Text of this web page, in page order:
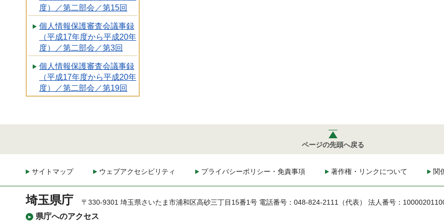
度）／第二部会／第15回
個人情報保護審査会議事録
（平成17年度から平成20年
度）／第二部会／第3回
個人情報保護審査会議事録
（平成17年度から平成20年
度）／第二部会／第19回
ページの先頭へ戻る
サイトマップ ウェブアクセシビリティ プライバシーポリシー・免責事項 著作権・リンクについて 関
埼玉県庁
県庁へのアクセス
〒330-9301 埼玉県さいたま市浦和区高砂三丁目15番1号 電話番号：048-824-2111（代表） 法人番号：